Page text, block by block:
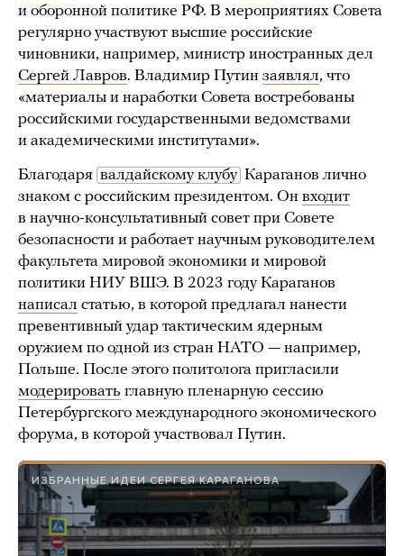
и оборонной политике РФ. В мероприятиях Совета
регулярно участвуют высшие российские
чиновники, например, министр иностранных дел
Сергей Лавров. Владимир Путин заявлял, что
«материалы и наработки Совета востребованы
российскими государственными ведомствами
и академическими институтами».
Благодаря валдайскому клубу Караганов лично
знаком с российским президентом. Он входит
в научно-консультативный совет при Совете
безопасности и работает научным руководителем
факультета мировой экономики и мировой
политики НИУ ВШЭ. В 2023 году Караганов
написал статью, в которой предлагал нанести
превентивный удар тактическим ядерным
оружием по одной из стран НАТО — например,
Польше. После этого политолога пригласили
модерировать главную пленарную сессию
Петербургского международного экономического
форума, в которой участвовал Путин.
ИЗБРАННЫЕ ИДЕИ СЕРГЕЯ КАРАГАНОВА